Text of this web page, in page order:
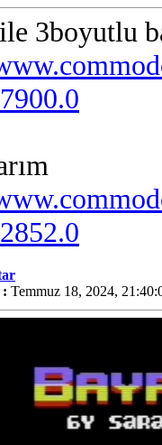
3boyutlu
: Temmuz 18, 2024,